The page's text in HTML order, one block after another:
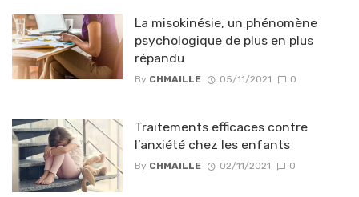
La misokinésie, un phénomène
psychologique de plus en plus
répandu
By CHMAILLE 05/11/2021 0
Traitements efficaces contre
l’anxiété chez les enfants
By CHMAILLE 02/11/2021 0